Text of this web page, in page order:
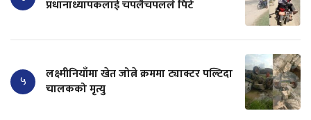
प्रधानाध्यापकलाई चपलैचपलले पिटे
५
लक्ष्मीनियाँमा खेत जोत्ने क्रममा ट्याक्टर पल्टिदा
चालकको मृत्यु